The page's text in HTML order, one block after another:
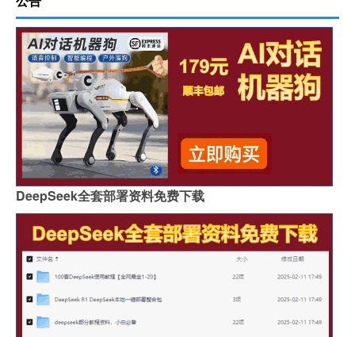
DeepSeek全套部署资料免费下载